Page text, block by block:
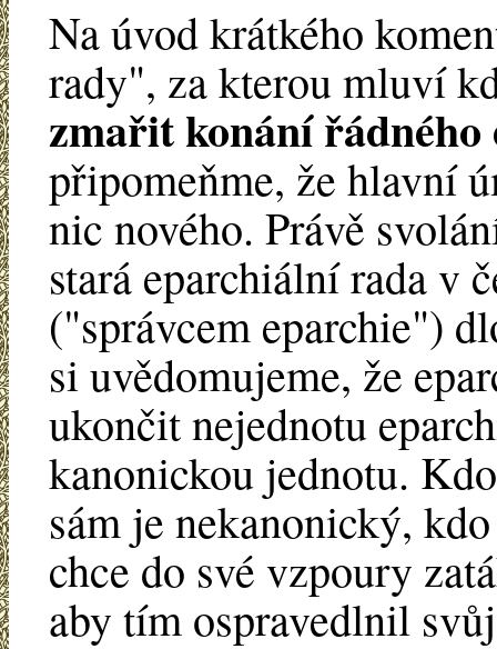
Na úvod krátkého
rady", za kterou mluví
zmařit konání
připomeňme, že hlavní
nic nového. Právě
stará eparchiální rada v
("správcem eparchie")
si uvědomujeme, že
ukončit nejednotu
kanonickou jednotu.
sám je nekanonický,
chce do své vzpoury
aby tím ospravedlnil